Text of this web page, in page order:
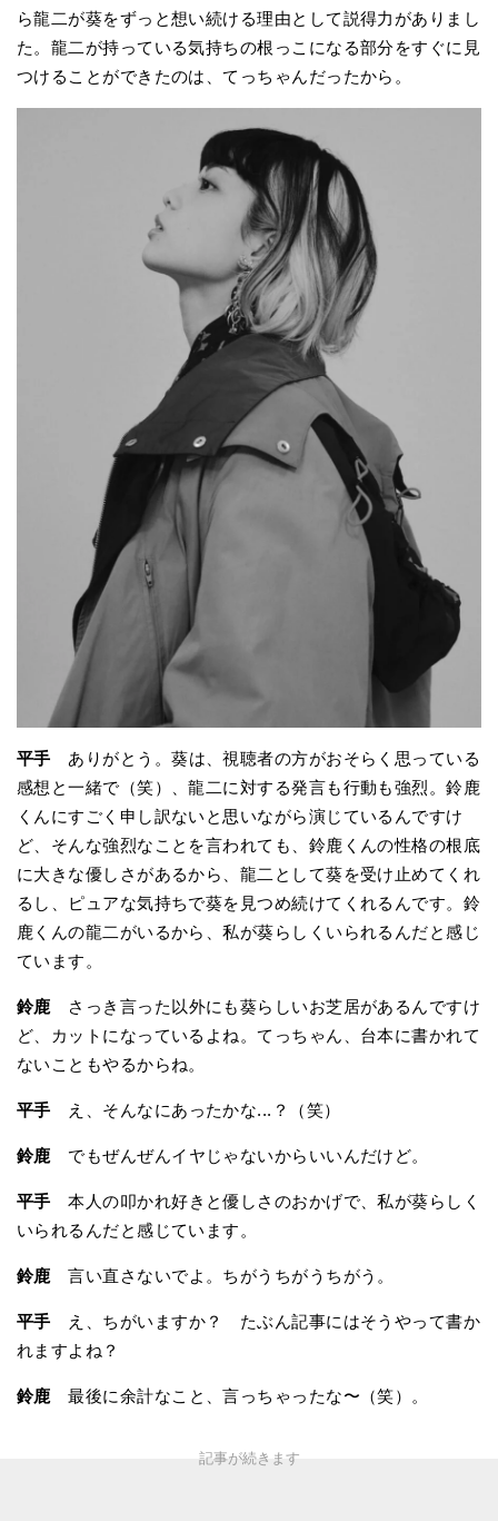
ら龍二が葵をずっと想い続ける理由として説得力がありまし
た。龍二が持っている気持ちの根っこになる部分をすぐに見
つけることができたのは、てっちゃんだったから。
平手 ありがとう。葵は、視聴者の方がおそらく思っている
感想と一緒で（笑）、龍二に対する発言も行動も強烈。鈴鹿
くんにすごく申し訳ないと思いながら演じているんですけ
ど、そんな強烈なことを言われても、鈴鹿くんの性格の根底
に大きな優しさがあるから、龍二として葵を受け止めてくれ
るし、ピュアな気持ちで葵を見つめ続けてくれるんです。鈴
鹿くんの龍二がいるから、私が葵らしくいられるんだと感じ
ています。
鈴鹿さっき言った以外にも葵らしいお芝居があるんですけ
ど、カットになっているよね。てっちゃん、台本に書かれて
ないこともやるからね。
平手 え、そんなにあったかな...？（笑）
鈴鹿でもぜんぜんイヤじゃないからいいんだけど。
平手 本人の叩かれ好きと優しさのおかげで、私が葵らしく
いられるんだと感じています。
鈴鹿言い直さないでよ。ちがうちがうちがう。
平手 え、ちがいますか？ たぶん記事にはそうやって書か
れますよね？
鈴鹿最後に余計なこと、言っちゃったな〜（笑）。